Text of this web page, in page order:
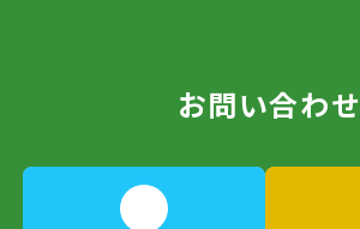
お問い合わせ